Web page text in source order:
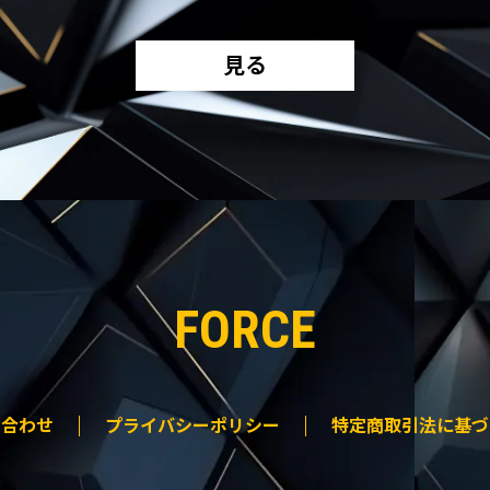
見る
FORCE
わせ プライバシーポリシー 特定商取引法に基